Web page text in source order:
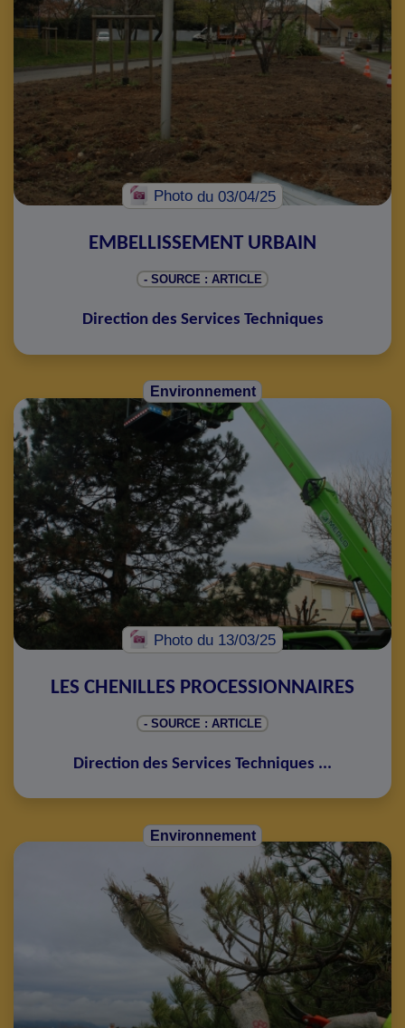
Photo du 03/04/25
EMBELLISSEMENT URBAIN
- SOURCE : ARTICLE
Direction des Services Techniques
Environnement
Photo du 13/03/25
LES CHENILLES PROCESSIONNAIRES
- SOURCE : ARTICLE
Direction des Services Techniques ...
Environnement